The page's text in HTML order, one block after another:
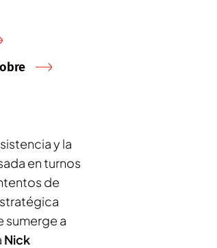
y la
en turnos
de
sumerge a
Nick